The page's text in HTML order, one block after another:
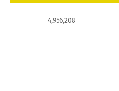
4,956,208